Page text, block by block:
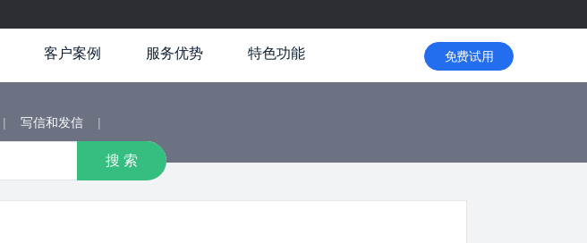
客户案例 服务优势 特色功能 免费试用
| 写信和发信 |